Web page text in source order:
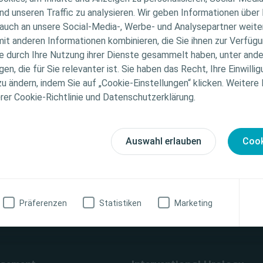
unseren Traffic zu analysieren. Wir geben Informationen über
an unsere Social-Media-, Werbe- und Analysepartner
anderen Informationen kombinieren, die Sie ihnen zur
durch Ihre Nutzung ihrer Dienste gesammelt haben, unter
die für Sie relevanter ist. Sie haben das Recht, Ihre
ändern, indem Sie auf „Cookie-Einstellungen“ klicken.
Cookie-Richtlinie und Datenschutzerklärung.
Auswahl erlauben
Präferenzen Statistiken Marketing
sich nur an medizinisches Fachpersonal. Der
Informations- und Fortbildungszwecke bestimmt.
medizinischen Rat. Die Verantwortung für die
liegt beim medizinischen Fachpersonal.
zu den vorgestellten Produkten, einschließlich
Verbandes